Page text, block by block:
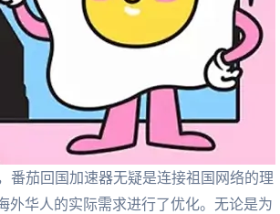
番茄回国加速器无疑是连接祖国网络的理
外华人的实际需求进行了优化。无论是为